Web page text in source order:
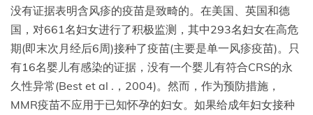
没有证据表明含风疹的疫苗是致畸的。在美国、英国和德
国，对661名妇女进行了积极监测，其中293名妇女在高危
期(即末次月经后6周)接种了疫苗(主要是单一风疹疫苗)。只
有16名婴儿有感染的证据，没有一个婴儿有符合CRS的永
久性异常(Best et al .，2004)。然而，作为预防措施，
MMR疫苗不应用于已知怀孕的妇女。如果给成年妇女接种